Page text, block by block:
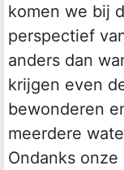
komen we bij
perspectief
anders dan
krijgen even
bewonderen
meerdere
Ondanks